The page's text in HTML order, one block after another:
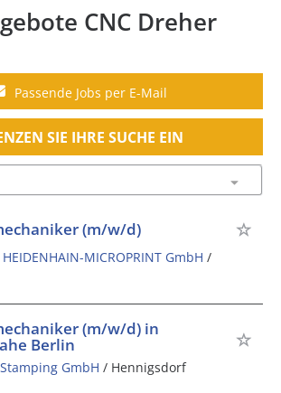
CNC Dreher
Passende Jobs per E-Mail
SIE IHRE SUCHE EIN
(m/w/d)
MICROPRINT GmbH /
(m/w/d) in
Berlin
GmbH / Hennigsdorf